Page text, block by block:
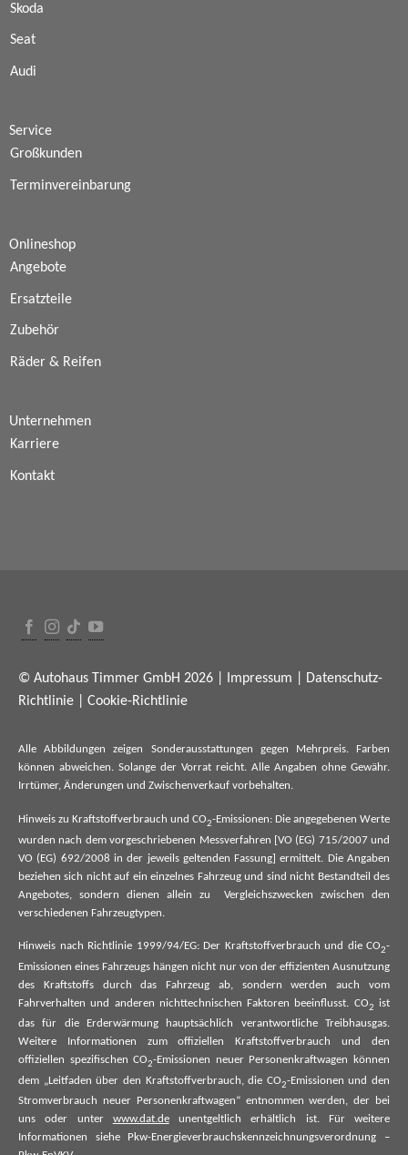
Skoda
Seat
Audi
Service
Großkunden
Terminvereinbarung
Onlineshop
Angebote
Ersatzteile
Zubehör
Räder & Reifen
Unternehmen
Karriere
Kontakt
© Autohaus Timmer GmbH 2026 | Impressum
Datenschutz-
Richtlinie
Cookie-Richtlinie
Alle Abbildungen zeigen Sonderausstattungen gegen Mehrpreis. Farben
können abweichen. Solange der Vorrat reicht. Alle Angaben ohne Gewähr.
Irrtümer, Änderungen und Zwischenverkauf vorbehalten.
Hinweis zu Kraftstoffverbrauch und CO2-Emissionen: Die angegebenen Werte
wurden nach dem vorgeschriebenen Messverfahren [VO (EG) 715/2007 und
VO (EG) 692/2008 in der jeweils geltenden Fassung] ermittelt. Die Angaben
beziehen sich nicht auf ein einzelnes Fahrzeug und sind nicht Bestandteil des
Angebotes, sondern dienen allein zu Vergleichszwecken zwischen den
verschiedenen Fahrzeugtypen.
Hinweis nach Richtlinie 1999/94/EG: Der Kraftstoffverbrauch und die CO2-
Emissionen eines Fahrzeugs hängen nicht nur von der effizienten Ausnutzung
des Kraftstoffs durch das Fahrzeug ab, sondern werden auch vom
Fahrverhalten und anderen nichttechnischen Faktoren beeinflusst. CO2 ist
das für die Erderwärmung hauptsächlich verantwortliche Treibhausgas.
Weitere Informationen zum offiziellen Kraftstoffverbrauch und den
offiziellen spezifischen CO2-Emissionen neuer Personenkraftwagen können
dem „Leitfaden über den Kraftstoffverbrauch, die CO2-Emissionen und den
Stromverbrauch neuer Personenkraftwagen“ entnommen werden, der bei
uns oder unter www.dat.deunentgeltlich erhältlich ist. Für weitere
Informationen siehe Pkw-Energieverbrauchskennzeichnungsverordnung –